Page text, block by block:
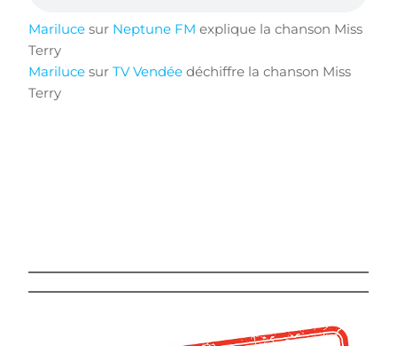
Marilucesur Neptune FM explique la chanson Miss
Terry
Mariluce sur TV Vendéedéchiffre la chanson Miss
Terry